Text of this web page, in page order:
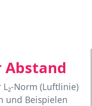
Abstand
Norm (Luftlinie)
und Beispielen